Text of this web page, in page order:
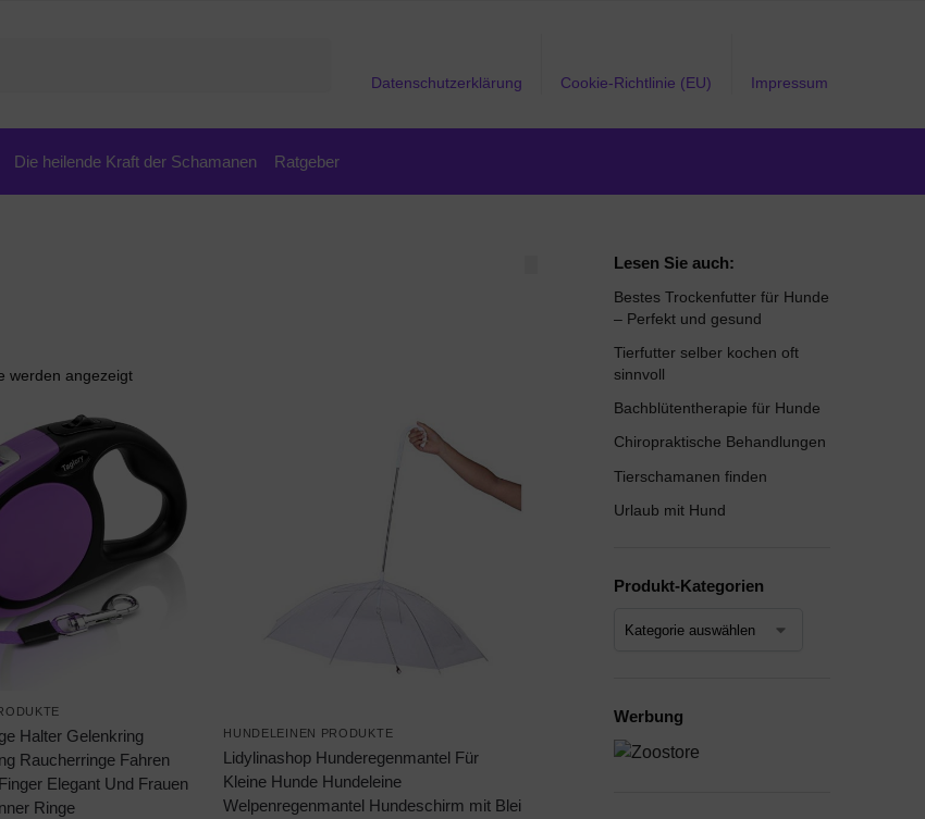
Datenschutzerklärung Cookie-Richtlinie (EU) Impressum
Die heilende Kraft der Schamanen Ratgeber
werden angezeigt
Halter Gelenkring
Raucherringe Fahren
Elegant Und Frauen
Ringe
HUNDELEINEN PRODUKTE
Lidylinashop Hunderegenmantel Für
Kleine Hunde Hundeleine
Welpenregenmantel Hundeschirm mit Blei
Lesen Sie auch:
Bestes Trockenfutter für Hunde
– Perfekt und gesund
Tierfutter selber kochen oft
sinnvoll
Bachblütentherapie für Hunde
Chiropraktische Behandlungen
Tierschamanen finden
Urlaub mit Hund
Produkt-Kategorien
Werbung